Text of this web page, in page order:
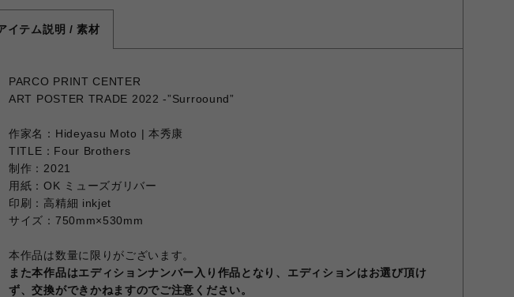
イテム説明 / 素材
PARCO PRINT CENTER
ART POSTER TRADE 2022 -”Surroound”
作家名：Hideyasu Moto | 本秀康
TITLE：Four Brothers
制作：2021
用紙：OK ミューズガリバー
印刷：高精細 inkjet
サイズ：750mm×530mm
本作品は数量に限りがございます。
また本作品はエディションナンバー入り作品となり、エディションはお選び頂け
ず、交換ができかねますのでご注意ください。